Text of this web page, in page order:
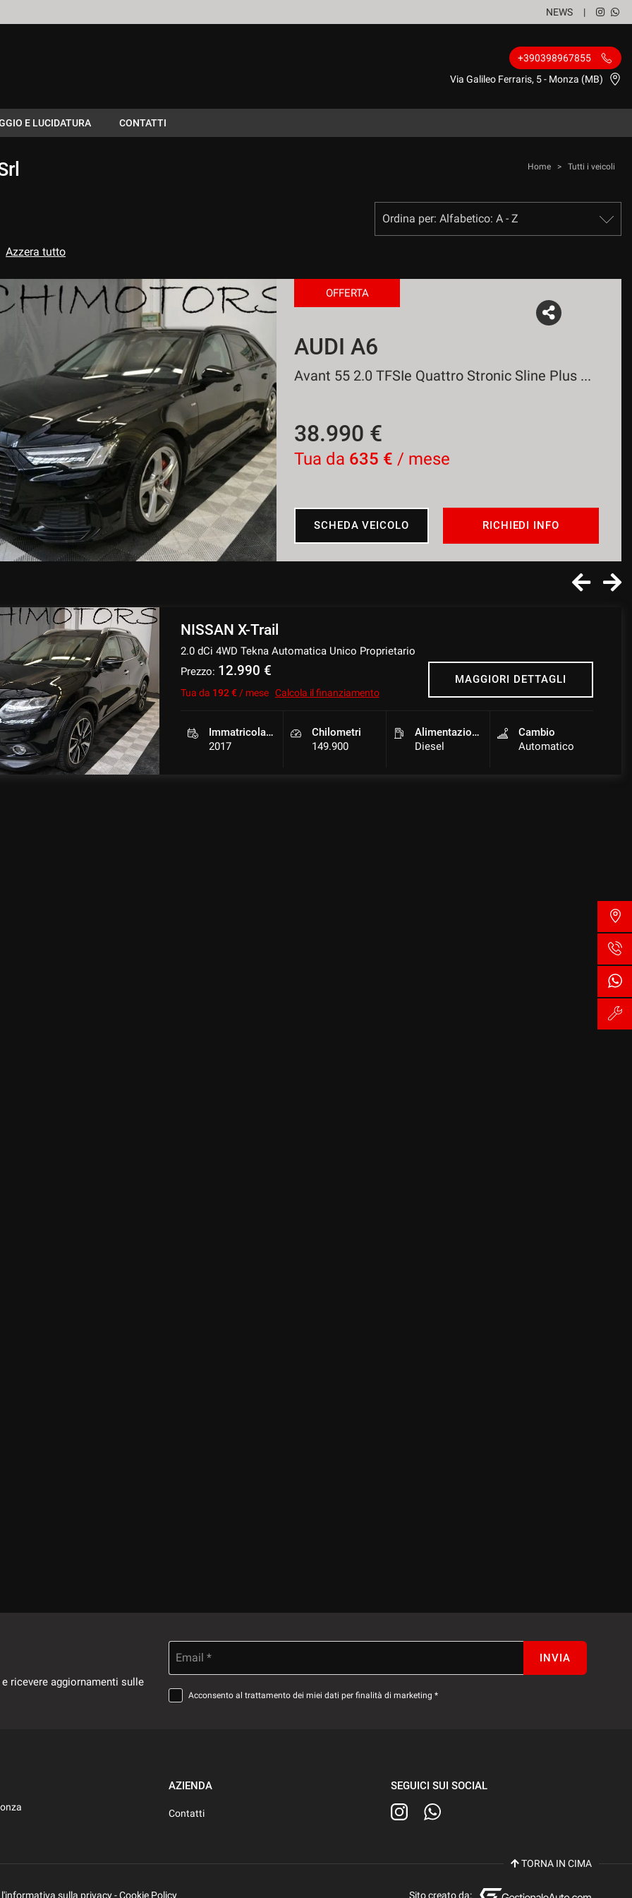
NEWS
+390398967855
Via Galileo Ferraris, 5 - Monza (MB)
E LUCIDATURA CONTATTI
Home > Tutti i veicoli
Azzera tutto
OFFERTA
AUDI A6
Avant 55 2.0 TFSIe Quattro Stronic Sline Plus PROM
38.990 €
Tua da 635 € / mese
SCHEDA VEICOLO RICHIEDI INFO
NISSAN X-Trail
2.0 dCi 4WD Tekna Automatica Unico Proprietario
Prezzo: 12.990 €
Tua da 192 €/ mese Calcola il finanziamento
MAGGIORI DETTAGLI
Immatricolazione
2017
Chilometri
149.900
Alimentazione
Diesel
Cambio
Automatico
ricevere aggiornamenti sulle
Email * INVIA
Acconsento al trattamento dei miei dati per finalità di marketing *
AZIENDA
Contatti
SEGUICI SUI SOCIAL
TORNA IN CIMA
l'informativa sulla privacy-Cookie Policy Sito creato da: